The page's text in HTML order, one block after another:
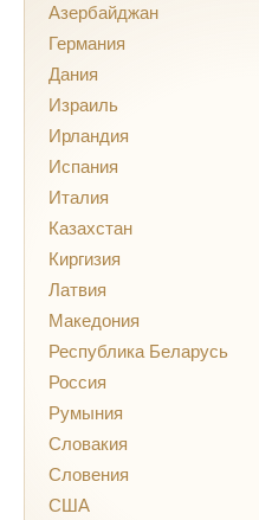
Азербайджан
Германия
Дания
Израиль
Ирландия
Испания
Италия
Казахстан
Киргизия
Латвия
Македония
Республика Беларусь
Россия
Румыния
Словакия
Словения
США